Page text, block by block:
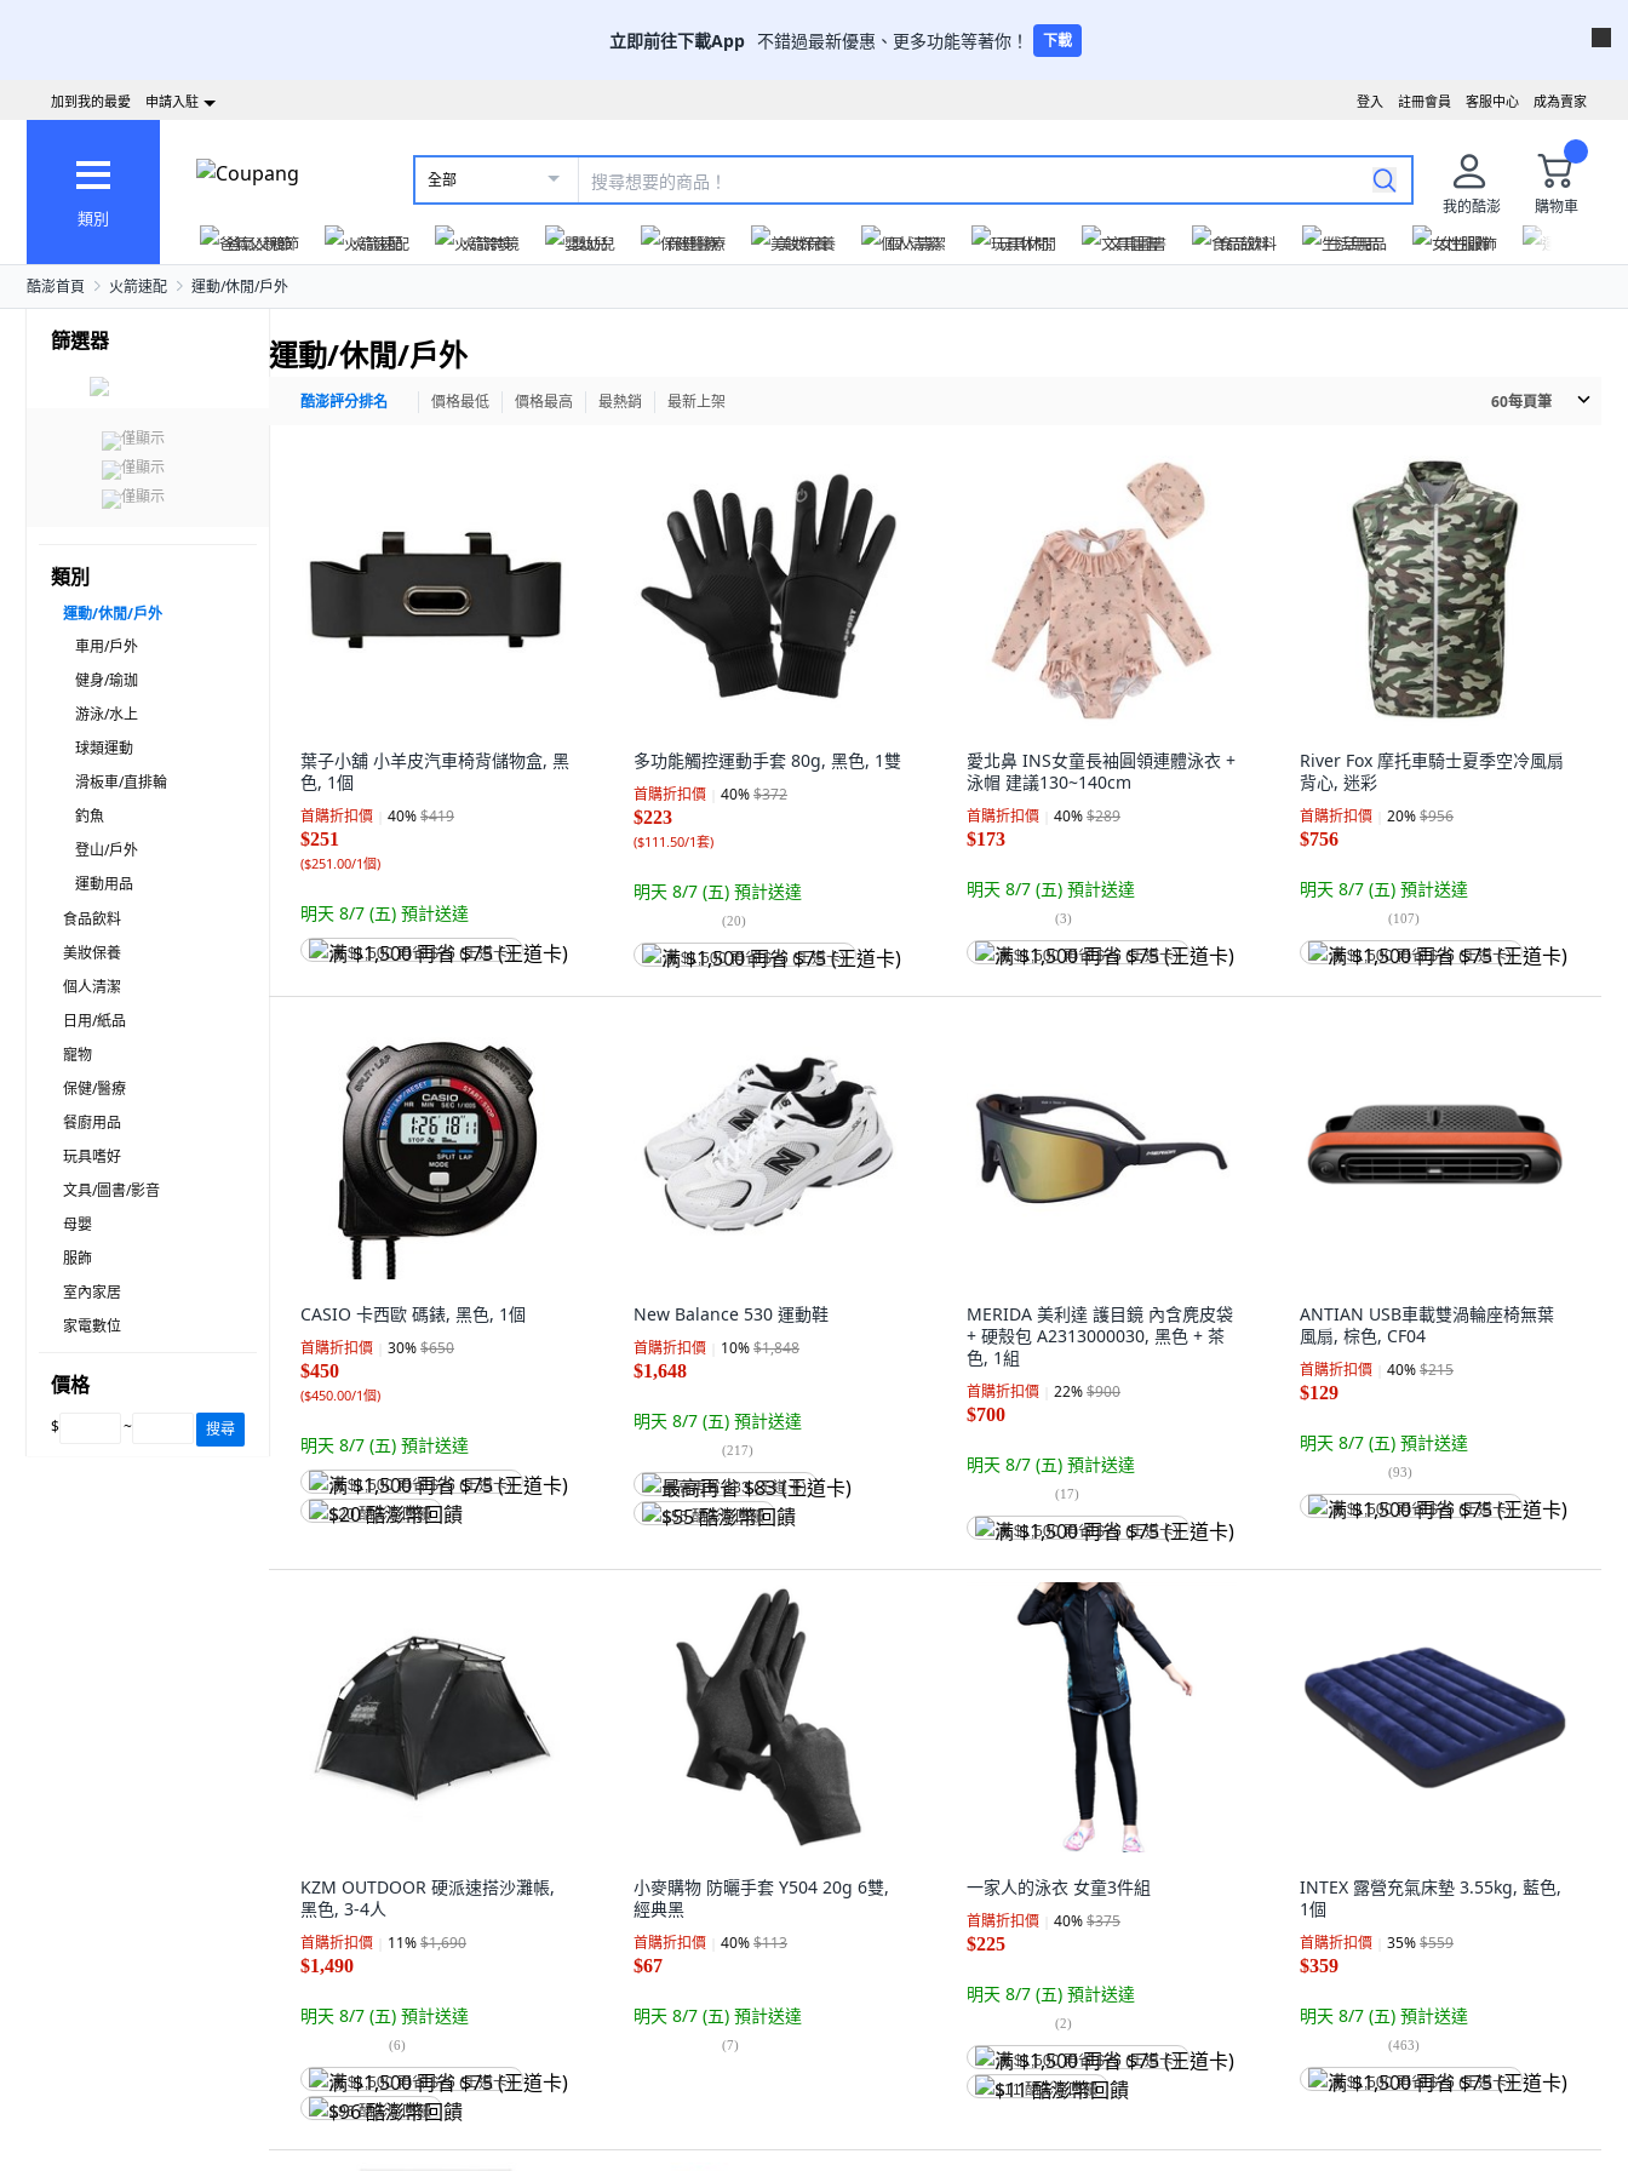
立即前往下載App 不錯過最新優惠、更多功能等著你！ 下載
成為賣家
客服中心
註冊會員
登入
加到我的最愛 申請入駐
類別
全部
我的酷澎
購物車
爸氣父親節
火箭速配 火箭跨境 嬰幼兒 保健醫療 美妝保養 個人清潔 玩具休閒 文具圖書 食品飲料 生活用品 女性服飾
酷澎首頁 火箭速配 運動/休閒/戶外
篩選器
僅顯示
僅顯示
僅顯示
類別
運動/休閒/戶外
車用/戶外
健身/瑜珈
游泳/水上
球類運動
滑板車/直排輪
釣魚
登山/戶外
運動用品
食品飲料
美妝保養
個人清潔
日用/紙品
寵物
保健/醫療
餐廚用品
玩具嗜好
文具/圖書/影音
母嬰
服飾
室內家居
家電數位
價格
$ ~ 搜尋
運動/休閒/戶外
酷澎評分排名 價格最低 價格最高 最熱銷 最新上架 60每頁筆
葉子小舖 小羊皮汽車椅背儲物盒, 黑
色, 1個
首購折扣價 40%$419
$251
($251.00/1個)
明天 8/7 (五) 預計送達
满 $1,500 再省 $75 (王道卡)
多功能觸控運動手套 80g, 黑色, 1雙
首購折扣價 40%$372
$223
($111.50/1套)
明天 8/7 (五) 預計送達
(20)
满 $1,500 再省 $75 (王道卡)
愛北鼻 INS女童長袖圓領連體泳衣 +
泳帽 建議130~140cm
首購折扣價 40%$289
$173
明天 8/7 (五) 預計送達
(3)
满 $1,500 再省 $75 (王道卡)
River Fox 摩托車騎士夏季空冷風扇
背心, 迷彩
首購折扣價 20%$956
$756
明天 8/7 (五) 預計送達
(107)
满 $1,500 再省 $75 (王道卡)
CASIO 卡西歐 碼錶, 黑色, 1個
首購折扣價 30%$650
$450
($450.00/1個)
明天 8/7 (五) 預計送達
满 $1,500 再省 $75 (王道卡)
$20 酷澎幣回饋
New Balance 530 運動鞋
首購折扣價 10%$1,848
$1,648
明天 8/7 (五) 預計送達
(217)
最高再省 $83 (王道卡)
$55 酷澎幣回饋
MERIDA 美利達 護目鏡 內含麂皮袋
+ 硬殼包 A2313000030, 黑色 + 茶
色, 1組
首購折扣價 22%$900
$700
明天 8/7 (五) 預計送達
(17)
满 $1,500 再省 $75 (王道卡)
ANTIAN USB車載雙渦輪座椅無葉
風扇, 棕色, CF04
首購折扣價 40%$215
$129
明天 8/7 (五) 預計送達
(93)
满 $1,500 再省 $75 (王道卡)
KZM OUTDOOR 硬派速搭沙灘帳,
黑色, 3-4人
首購折扣價 11%$1,690
$1,490
明天 8/7 (五) 預計送達
(6)
满 $1,500 再省 $75 (王道卡)
$96 酷澎幣回饋
小麥購物 防曬手套 Y504 20g 6雙,
經典黑
首購折扣價 40%$113
$67
明天 8/7 (五) 預計送達
(7)
一家人的泳衣 女童3件組
首購折扣價 40%$375
$225
明天 8/7 (五) 預計送達
(2)
满 $1,500 再省 $75 (王道卡)
$11 酷澎幣回饋
INTEX 露營充氣床墊 3.55kg, 藍色,
1個
首購折扣價 35%$559
$359
明天 8/7 (五) 預計送達
(463)
满 $1,500 再省 $75 (王道卡)